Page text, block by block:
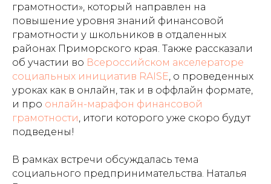
грамотности», который направлен на
повышение уровня знаний финансовой
грамотности у школьников в отдаленных
районах Приморского края. Также рассказали
об участии во Всероссийском акселераторе
социальных инициатив RAISE , о проведенных
уроках как в онлайн, так и в оффлайн формате,
и про онлайн-марафон финансовой
грамотности , итоги которого уже скоро будут
подведены!
В рамках встречи обсуждалась тема
социального предпринимательства. Наталья